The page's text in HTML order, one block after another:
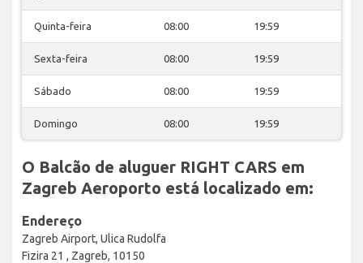
Quinta-feira 08:00 19:59
Sexta-feira 08:00 19:59
Sábado 08:00 19:59
Domingo 08:00 19:59
O Balcão de aluguer RIGHT CARS em
Zagreb Aeroporto está localizado em:
Endereço
Zagreb Airport, Ulica Rudolfa
Fizira 21 , Zagreb, 10150